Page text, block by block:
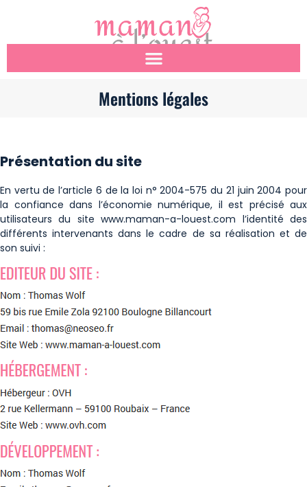
Mentions légales
Présentation du site
En vertu de l’article 6 de la loi n° 2004-575 du 21 juin 2004 pour
la confiance dans l’économie numérique, il est précisé aux
utilisateurs du site www.maman-a-louest.com l’identité des
différents intervenants dans le cadre de sa réalisation et de
son suivi :